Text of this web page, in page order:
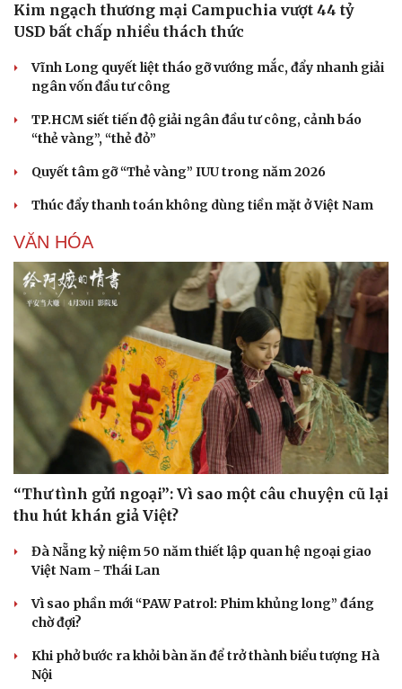
Du lịch
check-in
Podcast
Câu chuyện thời sự
Đọc truyện đêm khuya
Cửa sổ tình yêu
Kể chuyện cho bé
Hạt giống tâm hồn
Kim ngạch thương mại Campuchia vượt 44 tỷ
USD bất chấp nhiều thách thức
Vĩnh Long quyết liệt tháo gỡ vướng mắc, đẩy nhanh giải
ngân vốn đầu tư công
TP.HCM siết tiến độ giải ngân đầu tư công, cảnh báo
“thẻ vàng”, “thẻ đỏ”
Quyết tâm gỡ “Thẻ vàng” IUU trong năm 2026
Thúc đẩy thanh toán không dùng tiền mặt ở Việt Nam
VĂN HÓA
“Thư tình gửi ngoại”: Vì sao một câu chuyện cũ lại
thu hút khán giả Việt?
Đà Nẵng kỷ niệm 50 năm thiết lập quan hệ ngoại giao
Việt Nam - Thái Lan
Vì sao phần mới “PAW Patrol: Phim khủng long” đáng
chờ đợi?
Khi phở bước ra khỏi bàn ăn để trở thành biểu tượng Hà
Nội